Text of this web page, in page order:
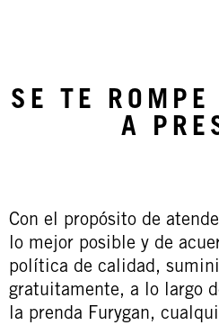
SE TE ROMPE
A
Con el propósito de
lo mejor posible y de
política de calidad,
gratuitamente, a lo largo
la prenda Furygan,